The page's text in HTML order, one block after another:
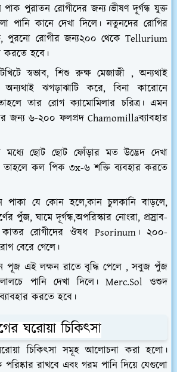
পাক পুরাতন রোগীদের জন্য।ভীষণ দূর্গন্ধ যুক্ত
পানি কানে দেখা দিলে। নতুনদের রোগির
পুরনো রোগীর জন্য২০০ থেকে Tellurium
করতে হবে।
স্বভাব, শিশু রুক্ষ মেজাজী , অন্যথাই
অন্যথাই ঝগড়াঝাটি করে, বিনা কারোনে
তাহলে তার রোগ ক্যামোমিলার চরিত্র। এমন
জন্য ৬-২০০ ফলপ্রদ Chamomillaব্যাবহার
মধ্যে ছোট ছোট ফোঁড়ার মত উদ্ভেদ দেখা
তাহলে কল পিক ৩x-৬ শক্তি ব্যবহার করতে
পাকা যে কোন হলে,কান চুলকানি বাড়লে,
পুঁজ, ঘামে দূর্গন্ধ,অপরিস্কার নোংরা, প্রস্রাব-
কাতর রোগীদের ঔষধ Psorinum। ২০০-
বেরে গেলে।
পূজ এই লক্ষন রাতে বৃদ্ধি পেলে , সবুজ পুঁজ
পানি দেখা দিলে। Merc.Sol ওশুদ
করতে হবে।
ঘরোয়া চিকিৎসা
চিকিৎসা সমূহ আলোচনা করা হলো।
রাখবে এবং গরম পানি দিয়ে যেগুলো